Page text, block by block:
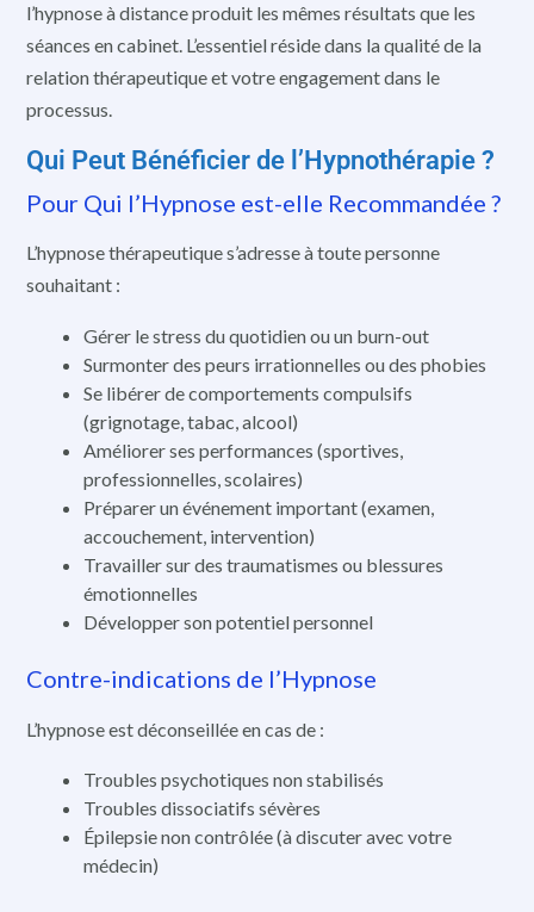
l’hypnose à distance produit les mêmes résultats que les
séances en cabinet. L’essentiel réside dans la qualité de la
relation thérapeutique et votre engagement dans le
processus.
Qui Peut Bénéficier de l’Hypnothérapie ?
Pour Qui l’Hypnose est-elle Recommandée ?
L’hypnose thérapeutique s’adresse à toute personne
souhaitant :
Gérer le stress du quotidien ou un burn-out
Surmonter des peurs irrationnelles ou des phobies
Se libérer de comportements compulsifs
(grignotage, tabac, alcool)
Améliorer ses performances (sportives,
professionnelles, scolaires)
Préparer un événement important (examen,
accouchement, intervention)
Travailler sur des traumatismes ou blessures
émotionnelles
Développer son potentiel personnel
Contre-indications de l’Hypnose
L’hypnose est déconseillée en cas de :
Troubles psychotiques non stabilisés
Troubles dissociatifs sévères
Épilepsie non contrôlée (à discuter avec votre
médecin)